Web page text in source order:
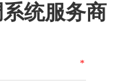
统服务商
*